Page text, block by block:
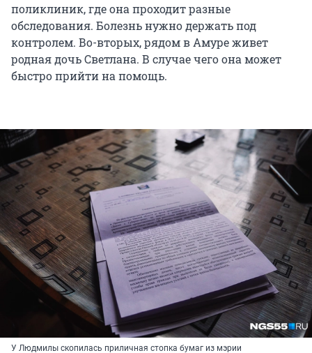
поликлиник, где она проходит разные
обследования. Болезнь нужно держать под
контролем. Во-вторых, рядом в Амуре живет
родная дочь Светлана. В случае чего она может
быстро прийти на помощь.
У Людмилы скопилась приличная стопка бумаг из мэрии